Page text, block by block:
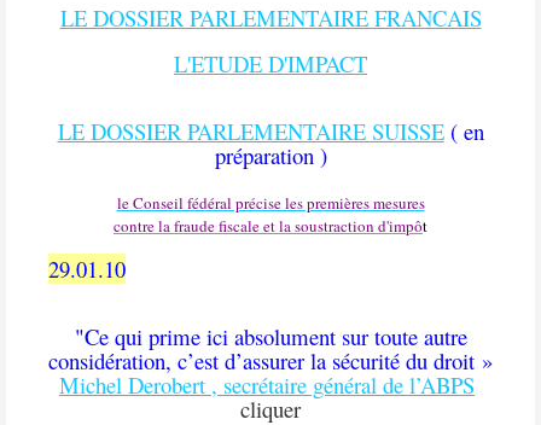
LE DOSSIER PARLEMENTAIRE FRANCAIS
L'ETUDE D'IMPACT
LE DOSSIER PARLEMENTAIRE SUISSE( en
préparation )
le Conseil fédéral précise les premières mesures
contre la fraude fiscale et la soustraction d'impôt
29.01.10
"Ce qui prime ici absolument sur toute autre
considération, c’est d’assurer la sécurité du droit »
Michel Derobert , secrétaire général de l’ABPS
cliquer